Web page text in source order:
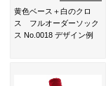
黄色ベース＋白のクロ
ス フルオーダーソック
ス No.0018 デザイン例